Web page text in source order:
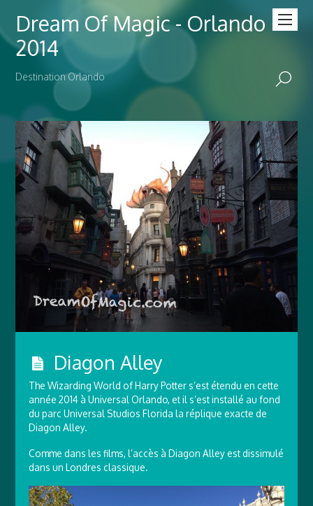
Dream Of Magic - Orlando
2014
Destination Orlando
Diagon Alley
The Wizarding World of Harry Potter s’est étendu en cette
année 2014 à Universal Orlando, et il s’est installé au fond
du parc Universal Studios Florida la réplique exacte de
Diagon Alley.
Comme dans les films, l’accès à Diagon Alley est dissimulé
dans un Londres classique.